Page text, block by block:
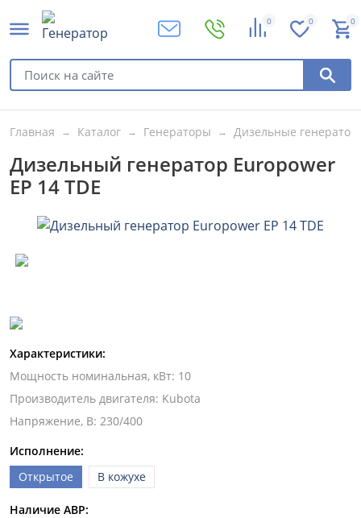
0 0 0
Главная Каталог Генераторы Дизельные
Дизельный генератор Europower
EP 14 TDE
Характеристики:
Мощность номинальная, кВт: 10
Производитель двигателя: Kubota
Напряжение, В: 230/400
Исполнение:
Открытое
В кожухе
Наличие АВР: